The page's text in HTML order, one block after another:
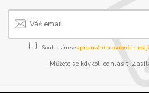
Souhlasím se zpracováním osobních
Můžete se kdykoli odhlásit.